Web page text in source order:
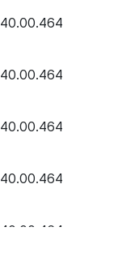
40.00.464
40.00.464
40.00.464
40.00.464
40.00.464